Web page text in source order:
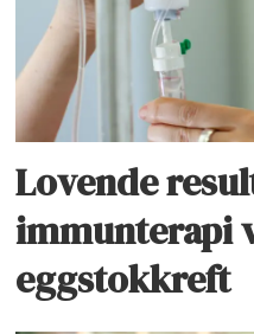
Lovende
immunterapi
eggstokkreft